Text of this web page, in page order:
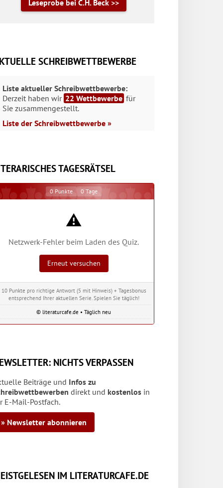
Leseprobe bei C.H. Beck >>
SCHREIBWETTBEWERBE
Liste aktueller Schreibwettbewerbe:
Derzeit haben wir 22 Wettbewerbe für
Sie zusammengestellt.
Liste der Schreibwettbewerbe »
TAGESRÄTSEL
0 Punkte 0 Tage
⚠️
Netzwerk-Fehler beim Laden des Quiz.
Erneut versuchen
10 Punkte pro richtige Antwort (5 mit Hinweis) + Tagesbonus
entsprechend Ihrer aktuellen Serie. Spielen Sie täglich!
© literaturcafe.de • Täglich neu
NICHTS VERPASSEN
Beiträge und Infos zu
direkt und kostenlos in
E-Mail-Postfach.
» Newsletter abonnieren
IM LITERATURCAFE.DE